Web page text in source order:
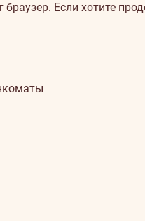
браузер. Если хотите